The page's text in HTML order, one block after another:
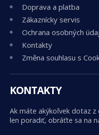
Doprava a platba
Zákaznícky servis
Ochrana osobných
Kontakty
Změna souhlasu s
KONTAKTY
Ak máte akýkoľvek dotaz
len poradiť, obráťte sa na